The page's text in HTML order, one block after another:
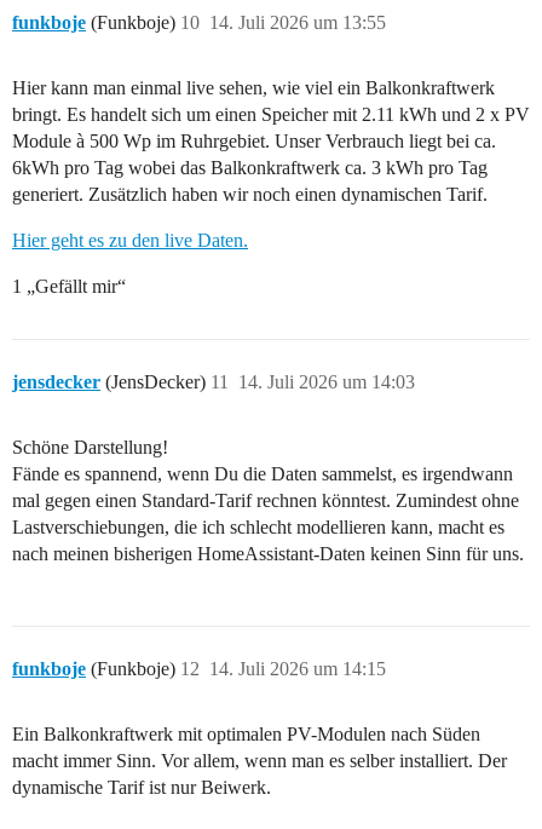
funkboje (Funkboje) 14. Juli 2026 um 13:55
10
Hier kann man einmal live sehen, wie viel ein Balkonkraftwerk
bringt. Es handelt sich um einen Speicher mit 2.11 kWh und 2 x PV
Module à 500 Wp im Ruhrgebiet. Unser Verbrauch liegt bei ca.
6kWh pro Tag wobei das Balkonkraftwerk ca. 3 kWh pro Tag
generiert. Zusätzlich haben wir noch einen dynamischen Tarif.
Hier geht es zu den live Daten.
1 „Gefällt mir“
jensdecker (JensDecker) 14. Juli 2026 um 14:03
11
Schöne Darstellung!
Fände es spannend, wenn Du die Daten sammelst, es irgendwann
mal gegen einen Standard-Tarif rechnen könntest. Zumindest ohne
Lastverschiebungen, die ich schlecht modellieren kann, macht es
nach meinen bisherigen HomeAssistant-Daten keinen Sinn für uns.
funkboje (Funkboje) 14. Juli 2026 um 14:15
12
Ein Balkonkraftwerk mit optimalen PV-Modulen nach Süden
macht immer Sinn. Vor allem, wenn man es selber installiert. Der
dynamische Tarif ist nur Beiwerk.